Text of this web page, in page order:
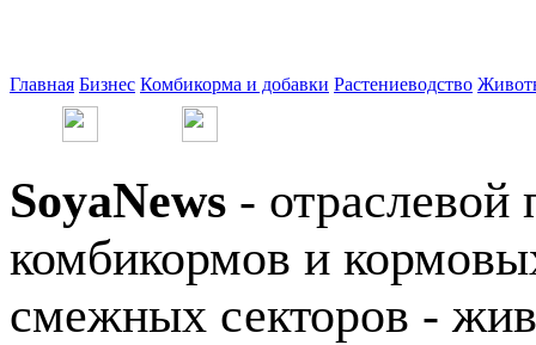
Главная Бизнес Комбикорма и добавки Растениеводство
SoyaNews - отраслевой
комбикормов и
смежных секторов -